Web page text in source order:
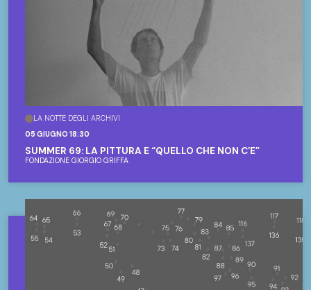
LA NOTTE DEGLI ARCHIVI
05 GIUGNO 18:30
SUMMER 69: LA PITTURA E “QUELLO CHE NON C’È”
FONDAZIONE GIORGIO GRIFFA